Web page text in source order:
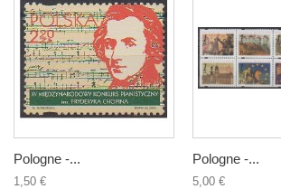
Pologne -...
1,50 €
Pologne -...
5,00 €